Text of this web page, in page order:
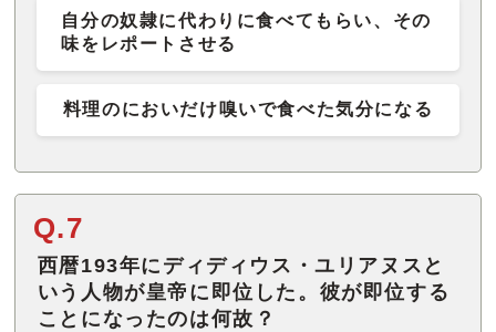
自分の奴隷に代わりに食べてもらい、その
味をレポートさせる
料理のにおいだけ嗅いで食べた気分になる
Q.7
西暦193年にディディウス・ユリアヌスと
いう人物が皇帝に即位した。彼が即位する
ことになったのは何故？